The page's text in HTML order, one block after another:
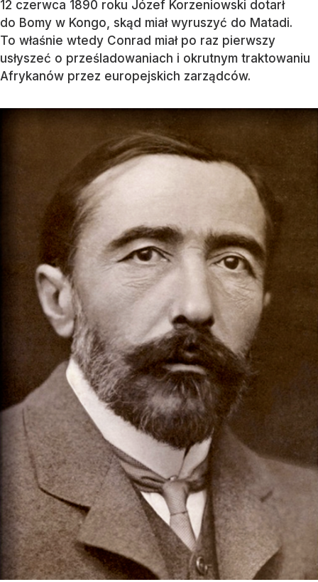
12 czerwca 1890 roku Józef Korzeniowski dotarł
do Bomy w Kongo, skąd miał wyruszyć do Matadi.
To właśnie wtedy Conrad miał po raz pierwszy
usłyszeć o prześladowaniach i okrutnym traktowaniu
Afrykanów przez europejskich zarządców.